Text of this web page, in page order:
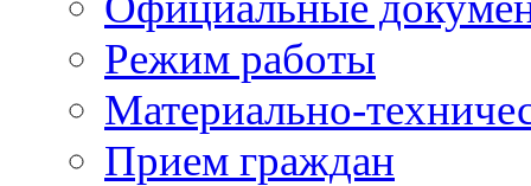
Режим работы
Материально-
Прием граждан